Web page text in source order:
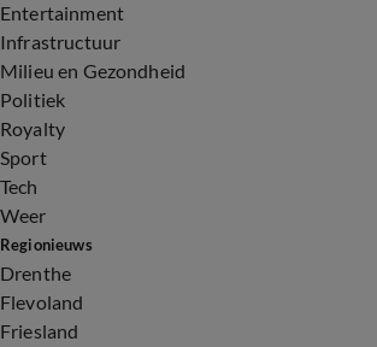
Entertainment
Infrastructuur
Milieu en Gezondheid
Politiek
Royalty
Sport
Tech
Weer
Regionieuws
Drenthe
Flevoland
Friesland